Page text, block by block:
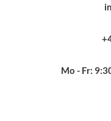
Mo - Fr: